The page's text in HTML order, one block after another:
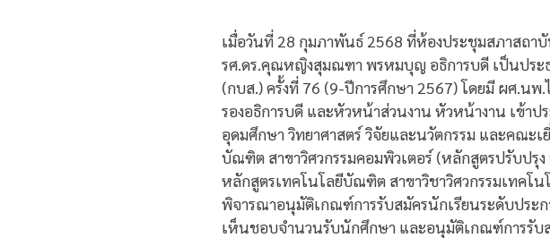
เมื่อวันที่ 28 กุมภาพันธ์ 2568 ที่ห้องประชุมสภาสถา
รศ.ดร.คุณหญิงสุมณฑา พรหมบุญ อธิการบดี เป็นประ
(กบส.) ครั้งที่ 76 (9-ปีการศึกษา 2567) โดยมี ผศ.น
รองอธิการบดี และหัวหน้าส่วนงาน หัวหน้างาน เข้าป
อุดมศึกษา วิทยาศาสตร์ วิจัยและนวัตกรรม และคณะ
บัณฑิต สาขาวิศวกรรมคอมพิวเตอร์ (หลักสูตรปรับป
หลักสูตรเทคโนโลยีบัณฑิต สาขาวิชาวิศวกรรมเทค
พิจารณาอนุมัติเกณฑ์การรับสมัครนักเรียนระดับประ
เห็นชอบจำนวนรับนักศึกษา และอนุมัติเกณฑ์การรับ